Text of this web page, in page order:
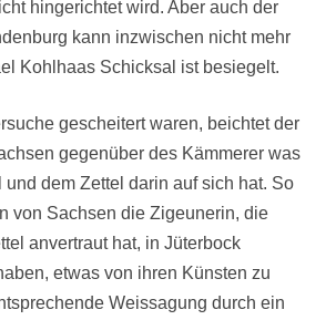
hingerichtet wird. Aber auch der
kann inzwischen nicht mehr
Kohlhaas Schicksal ist besiegelt.
gescheitert waren, beichtet der
gegenüber des Kämmerer was
und dem Zettel darin auf sich hat. So
von Sachsen die Zigeunerin, die
anvertraut hat, in Jüterbock
etwas von ihren Künsten zu
Weissagung durch ein